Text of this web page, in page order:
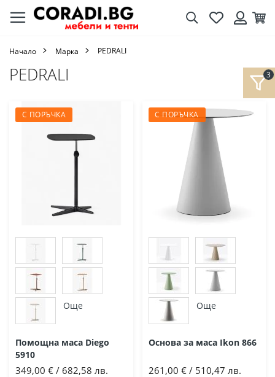
ТърсенеЛюбими
Начало Марка PEDRALI
PEDRALI
С ПОРЪЧКА
Още
Помощна маса Diego
5910
349,00 € / 682,58 лв.
С ПОРЪЧКА
Още
Основа за маса Ikon 866
261,00 € / 510,47 лв.